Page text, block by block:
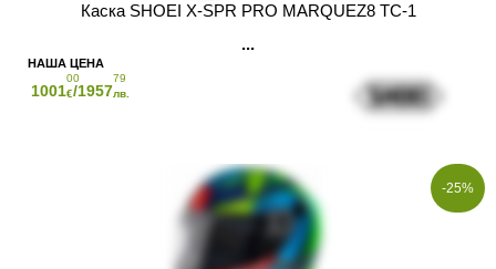
Каска SHOEI X-SPR PRO MARQUEZ8 TC-1
1001
00
€/1957
79
лв.
-25%